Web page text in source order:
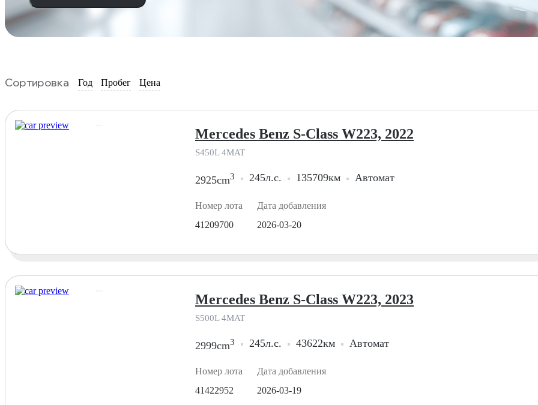
Сортировка Год Пробег Цена
Mercedes Benz S-Class W223, 2022
S450L 4MAT
2925cm3 245л.с. 135709км Автомат
Номер лота
41209700
Дата добавления
2026-03-20
Mercedes Benz S-Class W223, 2023
S500L 4MAT
2999cm3 245л.с. 43622км Автомат
Номер лота
41422952
Дата добавления
2026-03-19